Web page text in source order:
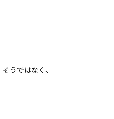
うではなく、